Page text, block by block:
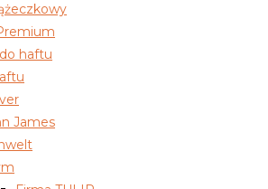
haftu
James